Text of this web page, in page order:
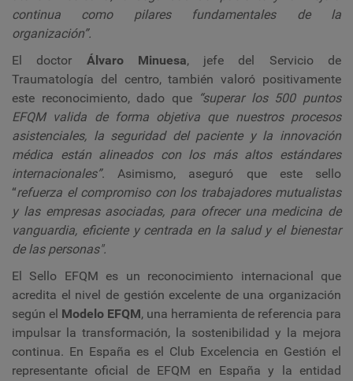
continua como pilares fundamentales de la
organización”.
El doctor Álvaro Minuesa, jefe del Servicio de
Traumatología del centro, también valoró positivamente
este reconocimiento, dado que “superar los 500 puntos
EFQM valida de forma objetiva que nuestros procesos
asistenciales, la seguridad del paciente y la innovación
médica están alineados con los más altos estándares
internacionales”. Asimismo, aseguró que este sello
“refuerza el compromiso con los trabajadores mutualistas
y las empresas asociadas, para ofrecer una medicina de
vanguardia, eficiente y centrada en la salud y el bienestar
de las personas".
El Sello EFQM es un reconocimiento internacional que
acredita el nivel de gestión excelente de una organización
según el Modelo EFQM, una herramienta de referencia para
impulsar la transformación, la sostenibilidad y la mejora
continua. En España es el Club Excelencia en Gestión el
representante oficial de EFQM en España y la entidad